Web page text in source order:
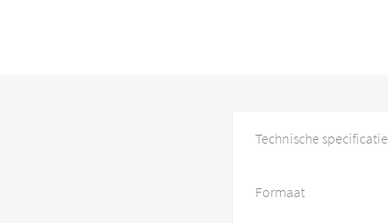
Technische specificatie
Formaat